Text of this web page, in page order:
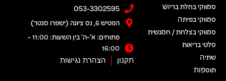
סמווקי בחלת בריוש​
סמווקי בפיתה​
סמווקי בצלחת / חמגשית
סלטי בריאות
שתיה​
תוספות​
053-3302595
הפטיש 6, נס ציונה (ישפרו סנטר)
פתוחים: א׳-ה׳ בין השעות: 11:00 -
16:00
תקנון הצהרת נגישות